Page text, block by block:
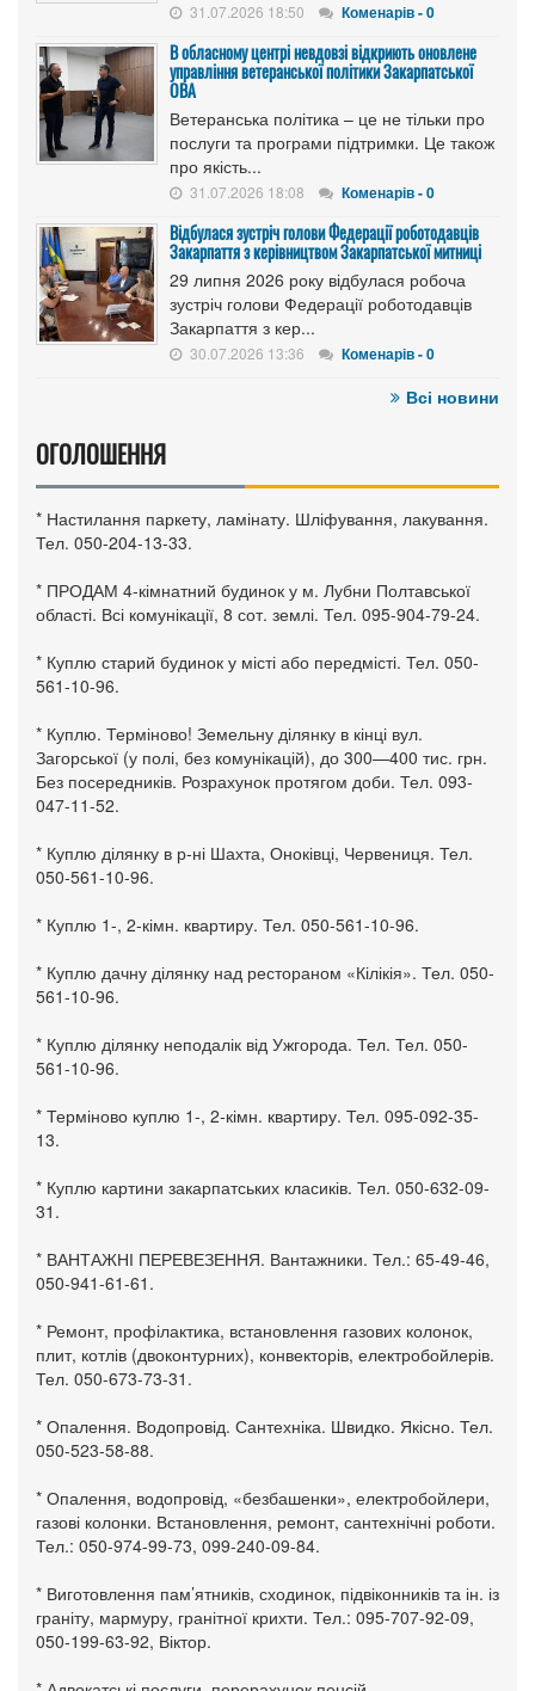
31.07.2026 18:50 Коменарів - 0
В обласному центрі невдовзі відкриють оновлене
управління ветеранської політики Закарпатської
ОВА
Ветеранська політика – це не тільки про
послуги та програми підтримки. Це також
про якість...
31.07.2026 18:08 Коменарів - 0
Відбулася зустріч голови Федерації роботодавців
Закарпаття з керівництвом Закарпатської митниці
29 липня 2026 року відбулася робоча
зустріч голови Федерації роботодавців
Закарпаття з кер...
30.07.2026 13:36 Коменарів - 0
Всі новини
ОГОЛОШЕННЯ
* Настилання паркету, ламінату. Шліфування, лакування.
Тел. 050-204-13-33.
* ПРОДАМ 4-кімнатний будинок у м. Лубни Полтавської
області. Всі комунікації, 8 сот. землі. Тел. 095-904-79-24.
* Куплю старий будинок у місті або передмісті. Тел. 050-
561-10-96.
* Куплю. Терміново! Земельну ділянку в кінці вул.
Загорської (у полі, без комунікацій), до 300—400 тис. грн.
Без посередників. Розрахунок протягом доби. Тел. 093-
047-11-52.
* Куплю ділянку в р-ні Шахта, Оноківці, Червениця. Тел.
050-561-10-96.
* Куплю 1-, 2-кімн. квартиру. Тел. 050-561-10-96.
* Куплю дачну ділянку над рестораном «Кілікія». Тел. 050-
561-10-96.
* Куплю ділянку неподалік від Ужгорода. Тел. Тел. 050-
561-10-96.
* Терміново куплю 1-, 2-кімн. квартиру. Тел. 095-092-35-
13.
* Куплю картини закарпатських класиків. Тел. 050-632-09-
31.
* ВАНТАЖНІ ПЕРЕВЕЗЕННЯ. Вантажники. Тел.: 65-49-46,
050-941-61-61.
* Ремонт, профілактика, встановлення газових колонок,
плит, котлів (двоконтурних), конвекторів, електробойлерів.
Тел. 050-673-73-31.
* Опалення. Водопровід. Сантехніка. Швидко. Якісно. Тел.
050-523-58-88.
* Опалення, водопровід, «безбашенки», електробойлери,
газові колонки. Встановлення, ремонт, сантехнічні роботи.
Тел.: 050-974-99-73, 099-240-09-84.
* Виготовлення пам’ятників, сходинок, підвіконників та ін. із
граніту, мармуру, гранітної крихти. Тел.: 095-707-92-09,
050-199-63-92, Віктор.